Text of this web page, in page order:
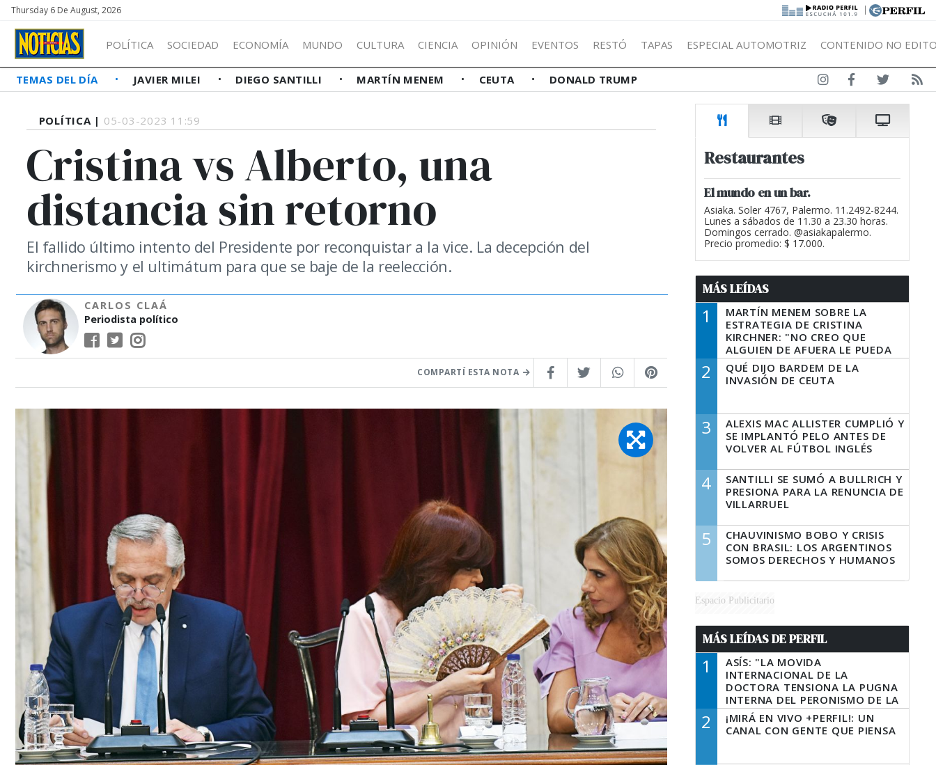
Thursday 6 De August, 2026 |
POLÍTICA SOCIEDAD ECONOMÍA MUNDO CULTURA CIENCIA OPINIÓN EVENTOS RESTÓ TAPAS ESPECIAL AUTOMOTRIZ CONTENIDO NO
TEMAS DEL DÍA JAVIER MILEI DIEGO SANTILLI MARTÍN MENEM CEUTA DONALD TRUMP
POLÍTICA | 05-03-2023 11:59
Cristina vs Alberto, una
distancia sin retorno
El fallido último intento del Presidente por reconquistar a la vice. La decepción del
kirchnerismo y el ultimátum para que se baje de la reelección.
CARLOS CLAÁ
Periodista político
COMPARTÍ ESTA NOTA
Restaurantes
El mundo en un bar.
Asiaka. Soler 4767, Palermo. 11.2492-8244.
Lunes a sábados de 11.30 a 23.30 horas.
Domingos cerrado. @asiakapalermo.
Precio promedio: $ 17.000.
MÁS LEÍDAS
1
MARTÍN MENEM SOBRE LA
ESTRATEGIA DE CRISTINA
KIRCHNER: "NO CREO QUE
ALGUIEN DE AFUERA LE PUEDA
DECIR A LA JUSTICIA LO QUE
TIENE QUE HACER"
2
QUÉ DIJO BARDEM DE LA
INVASIÓN DE CEUTA
3
ALEXIS MAC ALLISTER CUMPLIÓ Y
SE IMPLANTÓ PELO ANTES DE
VOLVER AL FÚTBOL INGLÉS
4
SANTILLI SE SUMÓ A BULLRICH Y
PRESIONA PARA LA RENUNCIA DE
VILLARRUEL
5
CHAUVINISMO BOBO Y CRISIS
CON BRASIL: LOS ARGENTINOS
SOMOS DERECHOS Y HUMANOS
Espacio Publicitario
MÁS LEÍDAS DE PERFIL
1
ASÍS: "LA MOVIDA
INTERNACIONAL DE LA
DOCTORA TENSIONA LA PUGNA
INTERNA DEL PERONISMO DE LA
PROVINCIA DEL PECADO"
2
¡MIRÁ EN VIVO +PERFIL!: UN
CANAL CON GENTE QUE PIENSA